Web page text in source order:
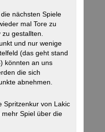
nächsten Spiele
mal Tore zu
gestallten.
und nur wenige
(das geht stand
könnten an uns
die sich
abnehmen.
Spritzenkur von Lakic
Spiel über die